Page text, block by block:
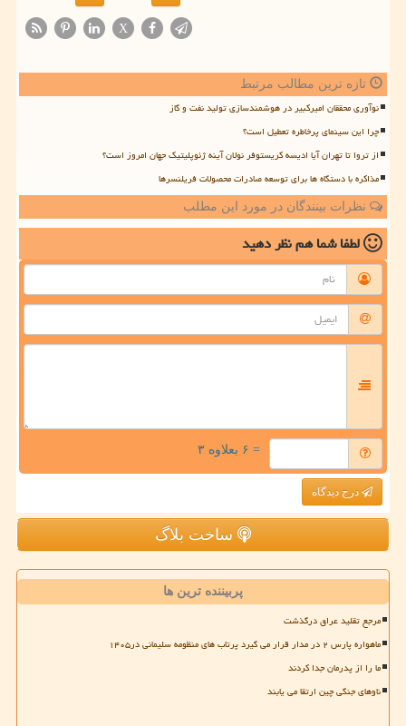
X
تازه ترین مطالب مرتبط
نوآوری محققان امیرکبیر در هوشمندسازی تولید نفت و گاز
چرا این سینمای پرخاطره تعطیل است؟
از تروا تا تهران آیا ادیسه کریستوفر نولان آینه ژئوپلیتیک جهان امروز است؟
مذاکره با دستگاه ها برای توسعه صادرات محصولات فریلنسرها
نظرات بینندگان در مورد این مطلب
لطفا شما همنظر دهید
= ۶ بعلاوه ۳
درج دیدگاه
ساخت بلاگ
پربیننده ترین ها
مرجع تقلید عراق درگذشت
ماهواره پارس ۲ در مدار قرار می گیرد پرتاب های منظومه سلیمانی در۱۴۰۵
ما را از پدرمان جدا کردند
ناوهای جنگی چین ارتقا می یابند